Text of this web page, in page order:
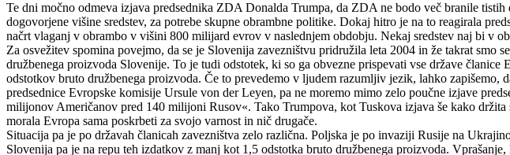
Te dni močno odmeva izjava predsednika ZDA Donalda Trumpa, da ZDA ne bodo več branile
dogovorjene višine sredstev, za potrebe skupne obrambne politike. Dokaj hitro je na to reagirala
načrt vlaganj v obrambo v višini 800 milijard evrov v naslednjem obdobju. Nekaj sredstev naj bi v
Za osvežitev spomina povejmo, da se je Slovenija zavezništvu pridružila leta 2004 in že takrat smo
družbenega proizvoda Slovenije. To je tudi odstotek, ki so ga obvezne prispevati vse države
odstotkov bruto družbenega proizvoda. Če to prevedemo v ljudem razumljiv jezik, lahko
predsednice Evropske komisije Ursule von der Leyen, pa ne moremo mimo zelo poučne izjave
milijonov Američanov pred 140 milijoni Rusov«. Tako Trumpova, kot Tuskova izjava še kako
morala Evropa sama poskrbeti za svojo varnost in nič drugače.
Situacija pa je po državah članicah zavezništva zelo različna. Poljska je po invaziji Rusije na
Slovenija pa je na repu teh izdatkov z manj kot 1,5 odstotka bruto družbenega proizvoda.